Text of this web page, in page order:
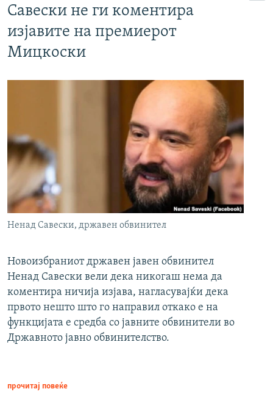
Савески не ги коментира
изјавите на премиерот
Мицкоски
Ненад Савески, државен обвинител
Новоизбраниот државен јавен обвинител
Ненад Савески вели дека никогаш нема да
коментира ничија изјава, нагласувајќи дека
првото нешто што го направил откако е на
функцијата е средба со јавните обвинители во
Државното јавно обвинителство.
прочитај повеќе